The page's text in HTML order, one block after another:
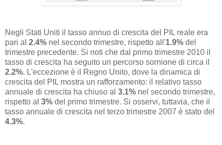
Negli Stati Uniti il tasso annuo di crescita del PIL reale era
pari al 2.4% nel secondo trimestre, rispetto all'1.9% del
trimestre precedente. Si noti che dal primo trimestre 2010 il
tasso di crescita ha seguito un percorso sornione di circa il
2.2%. L'eccezione è il Regno Unito, dove la dinamica di
crescita del PIL mostra un rafforzamento: il relativo tasso
annuale di crescita ha chiuso al 3.1% nel secondo trimestre,
rispetto al 3% del primo trimestre. Si osservi, tuttavia, che il
tasso annuale di crescita nel terzo trimestre 2007 è stato del
4.3%.